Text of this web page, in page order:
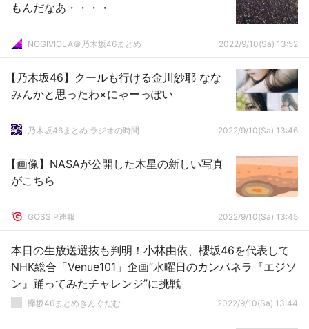
もんだなあ・・・・
NOGIVIOLA＠乃木坂46まとめ 2022/9/10(Sa) 13:52
【乃木坂46】クールも行ける金川紗耶 なな
みんかと思ったわ×にゃーっぽい
乃木坂46まとめ ラジオの時間 2022/9/10(Sa) 13:46
【画像】NASAが公開した木星の新しい写真
がこちら
GOSSIP速報 2022/9/10(Sa) 13:45
本日の生放送選抜も判明！小林由依、櫻坂46を代表して
NHK総合「Venue101」企画”水曜日のカンパネラ『エジソ
ン』踊ってみたチャレンジ”に挑戦
欅坂46まとめきんぐだむ 2022/9/10(Sa) 13:44